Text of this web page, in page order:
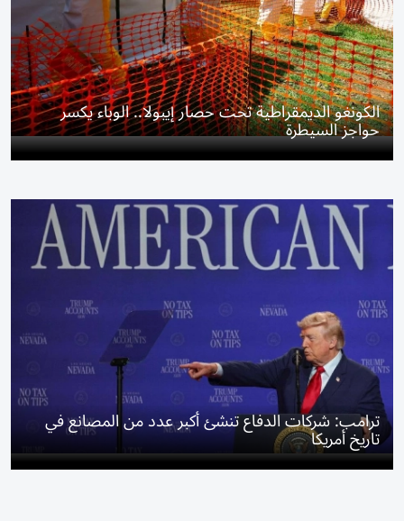
الكونغو الديمقراطية تحت حصار إيبولا.. الوباء يكسر
حواجز السيطرة
ترامب: شركات الدفاع تنشئ أكبر عدد من المصانع في
تاريخ أمريكا